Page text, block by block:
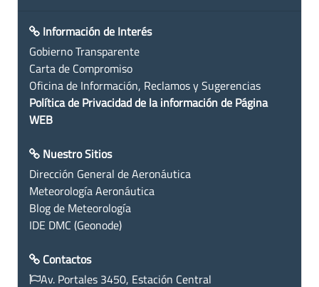
Información de Interés
Gobierno Transparente
Carta de Compromiso
Oficina de Información, Reclamos y Sugerencias
Política de Privacidad de la información de Página
WEB
Nuestro Sitios
Dirección General de Aeronáutica
Meteorología Aeronáutica
Blog de Meteorología
IDE DMC (Geonode)
Contactos
Av. Portales 3450, Estación Central